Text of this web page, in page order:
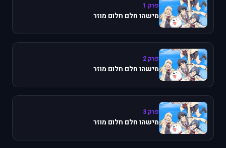
פרק 1
מישהו חלם חלום מוזר
פרק 2
מישהו חלם חלום מוזר
פרק 3
מישהו חלם חלום מוזר